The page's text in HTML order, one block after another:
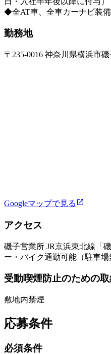
◆全AT車、全車カーナビ装
勤務地
〒235-0016 神奈川県横浜市
Googleマップで見る
アクセス
磯子営業所 JR京浜東北線「
ー・バイク通勤可能（駐車場
受動喫煙防止のための
敷地内禁煙
応募条件
必須条件